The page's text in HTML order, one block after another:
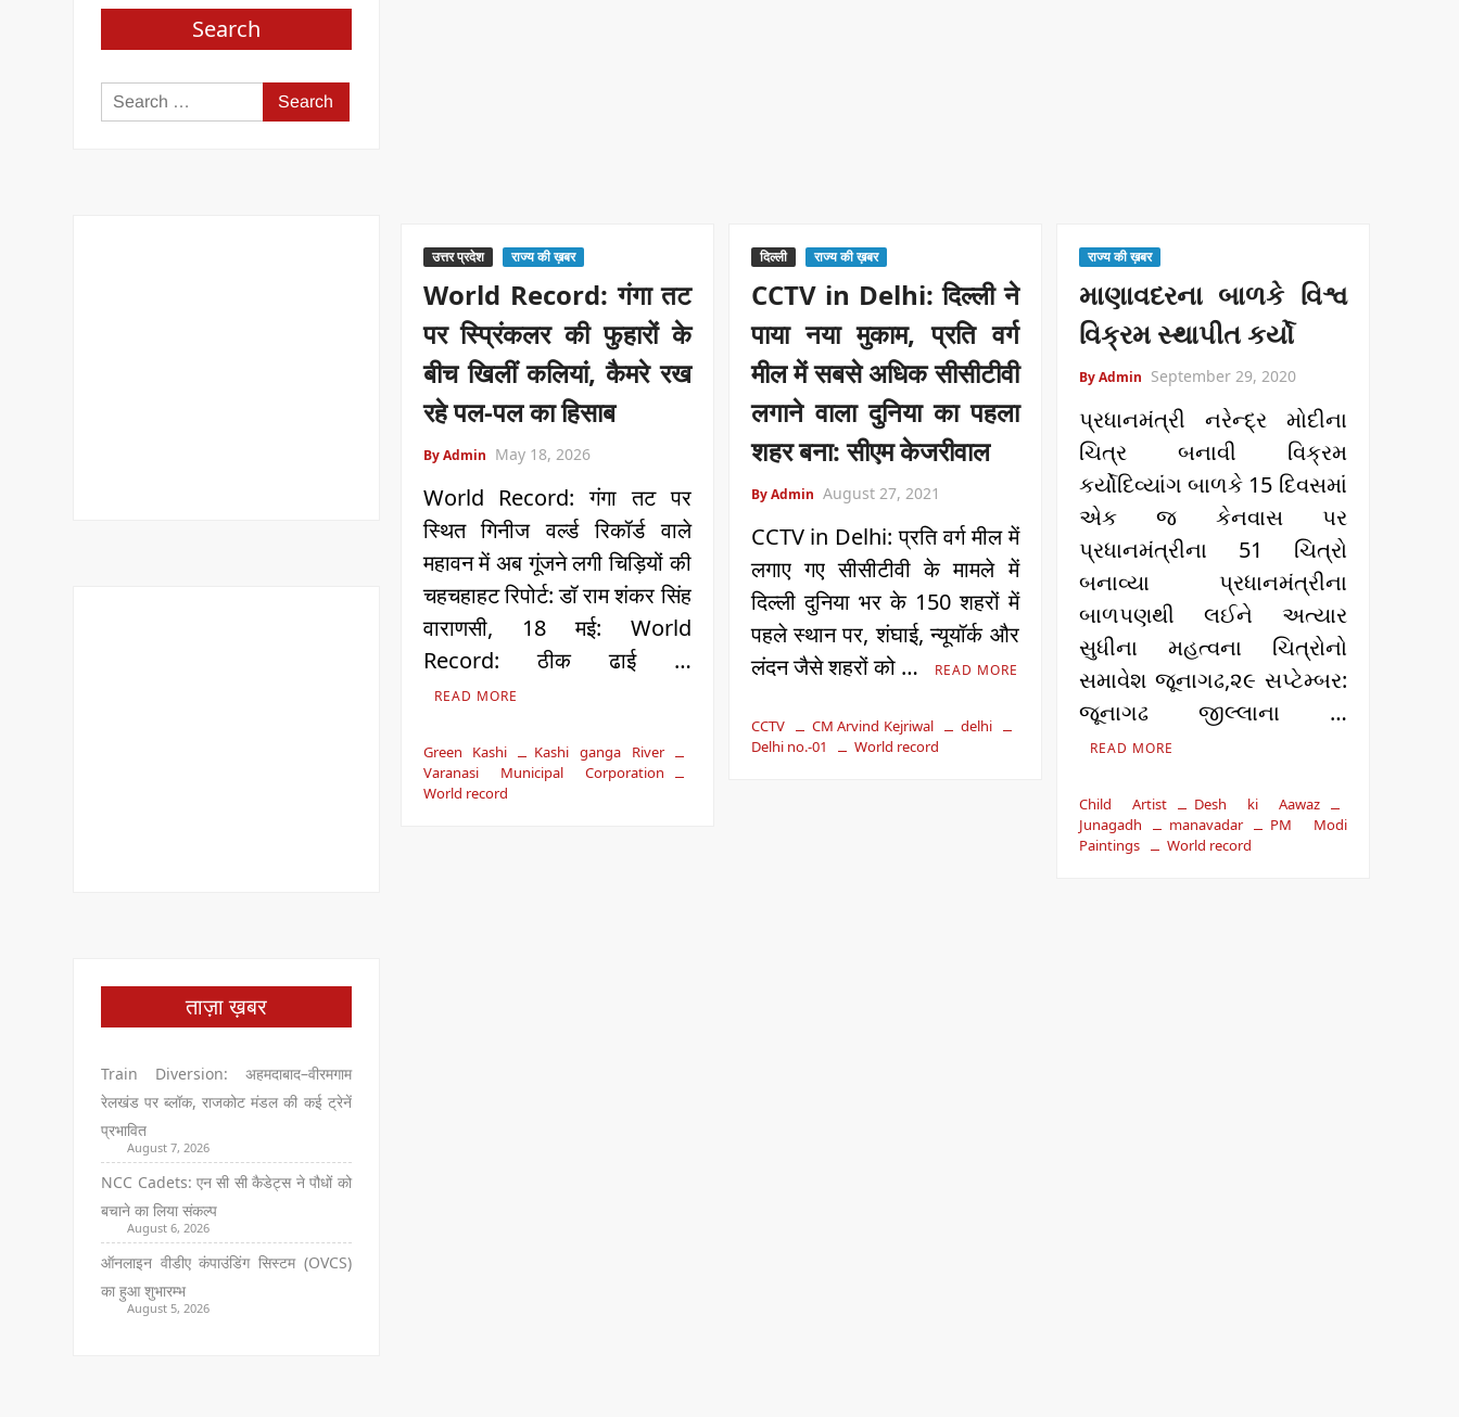
उत्तर प्रदेश राज्य की ख़बर
World Record: गंगा तट
पर स्प्रिंकलर की फुहारों के
बीच खिलीं कलियां, कैमरे रख
रहे पल-पल का हिसाब
By Admin May 18, 2026
World Record: गंगा तट पर
स्थित गिनीज वर्ल्ड रिकॉर्ड वाले
महावन में अब गूंजने लगी चिड़ियों की
चहचहाहट रिपोर्ट: डॉ राम शंकर सिंह
वाराणसी, 18 मई: World
Record: ठीक ढाई …
READ MORE
Green Kashi
Kashi ganga River
Varanasi Municipal Corporation
World record
दिल्ली राज्य की ख़बर
CCTV in Delhi: दिल्ली ने
पाया नया मुकाम, प्रति वर्ग
मील में सबसे अधिक सीसीटीवी
लगाने वाला दुनिया का पहला
शहर बना: सीएम केजरीवाल
By Admin August 27, 2021
CCTV in Delhi: प्रति वर्ग मील में
लगाए गए सीसीटीवी के मामले में
दिल्ली दुनिया भर के 150 शहरों में
पहले स्थान पर, शंघाई, न्यूयॉर्क और
लंदन जैसे शहरों को …
READ MORE
CCTV CM Arvind Kejriwal
delhi
Delhi no.-01
World record
राज्य की ख़बर
માણાવદરના બાળકે વિશ્વ
વિક્રમ સ્થાપીત કર્યો
By Admin September 29, 2020
પ્રધાનમંત્રી નરેન્દ્ર મોદીના
ચિત્ર બનાવી વિક્રમ
કર્યોદિવ્યાંગ બાળકે 15 દિવસમાં
એક જ કેનવાસ પર
પ્રધાનમંત્રીના 51 ચિત્રો
બનાવ્યા પ્રધાનમંત્રીના
બાળપણથી લઈને અત્યાર
સુધીના મહત્વના ચિત્રોનો
સમાવેશ જૂનાગઢ,૨૯ સપ્ટેમ્બર:
જૂનાગઢ જીલ્લાના …
READ MORE
Child Artist
Desh ki Aawaz
Junagadh
manavadar
PM Modi
Paintings
World record
Search
Search
for:
ताज़ा ख़बर
Train Diversion: अहमदाबाद–वीरमगाम
रेलखंड पर ब्लॉक, राजकोट मंडल की कई ट्रेनें
प्रभावित
August 7, 2026
NCC Cadets: एन सी सी कैडेट्स ने पौधों को
बचाने का लिया संकल्प
August 6, 2026
ऑनलाइन वीडीए कंपाउंडिंग सिस्टम (OVCS)
का हुआ शुभारम्भ
August 5, 2026